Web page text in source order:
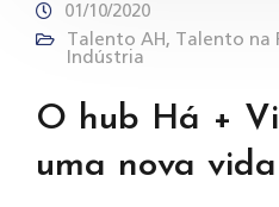
01/10/2020
Talento AH , Talento na
Indústria
O hub Há +
uma nova vida